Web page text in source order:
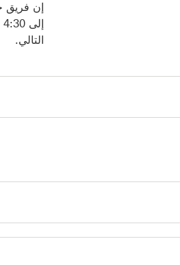
التالي.